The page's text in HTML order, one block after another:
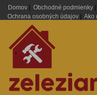
Domov Obchodné podmienky
Ochrana osobných údajov
Ako
.